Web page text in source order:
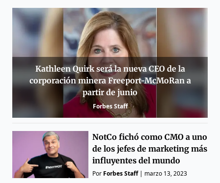
Kathleen Quirk será la nueva CEO de la
corporación minera Freeport-McMoRan a
partir de junio
Forbes Staff
NotCo fichó como CMO a uno
de los jefes de marketing más
influyentes del mundo
Por Forbes Staff| marzo 13, 2023